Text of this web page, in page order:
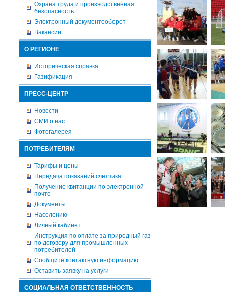
Охрана труда и производственная
безопасность
Электронный документооборот
Вакансии
О РЕГИОНЕ
Историческая справка
Газификация
ПРЕСС-ЦЕНТР
Новости
СМИ о нас
Фотогалерея
ПОТРЕБИТЕЛЯМ
Тарифы и цены
Передача показаний счетчика
Получение квитанции по электронной
почте
Документы
Населению
Личный кабинет
Инструкция по оплате за природный газ
по договору для промышленных
потребителей
Сообщите контактную информацию
Оставить заявку на услуги
СОЦИАЛЬНАЯ ОТВЕТСТВЕННОСТЬ